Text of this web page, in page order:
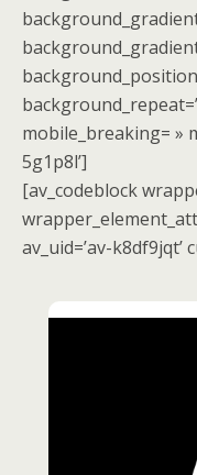
mobile_breaking= »
5g1p8l’]
[av_codeblock
av_uid=’av-k8df9jqt’